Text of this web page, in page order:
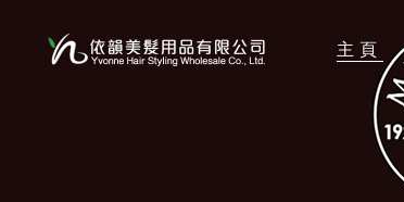
主頁